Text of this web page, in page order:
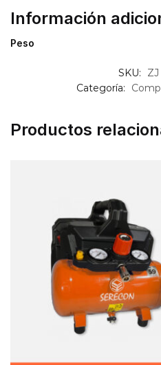
Información
Peso
SKU:
Categoría:
Productos